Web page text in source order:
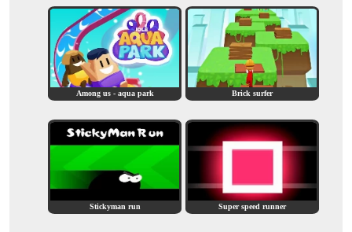
Among us - aqua park Brick surfer
Stickyman run Super speed runner